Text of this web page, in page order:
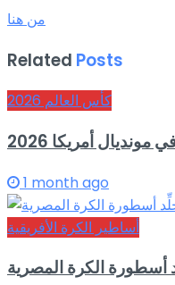
من هنا
Related Posts
كأس العالم 2026
أمريكا 2026
1 month ago
أساطير الكرة الأفريقية
أسطورة الكرة المصرية